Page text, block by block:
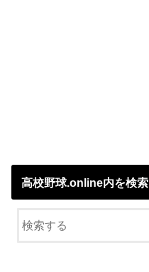
高校野球.online内を検索